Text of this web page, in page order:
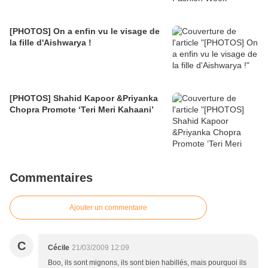
[PHOTOS] On a enfin vu le visage de
la fille d'Aishwarya !
[PHOTOS] Shahid Kapoor &Priyanka
Chopra Promote ‘Teri Meri Kahaani’
Commentaires
Ajouter un commentaire
C Cécile 21/03/2009 12:09
Boo, ils sont mignons, ils sont bien habillés, mais pourquoi ils